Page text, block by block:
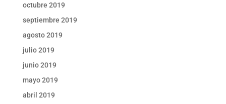
octubre 2019
septiembre 2019
agosto 2019
julio 2019
junio 2019
mayo 2019
abril 2019